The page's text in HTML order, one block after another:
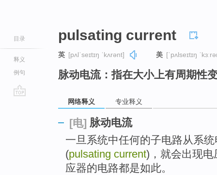
目录
释义
例句
pulsating current
英 [pʌlˈseɪtɪŋ ˈkʌrənt] 美 [ˈpʌlseɪtɪŋ
脉动电流：指在大小上有周期性
网络释义 专业释义
[电] 脉动电流
一旦系统中任何的子电路从系
(pulsating current)，就会出现
应器的电路都是如此。